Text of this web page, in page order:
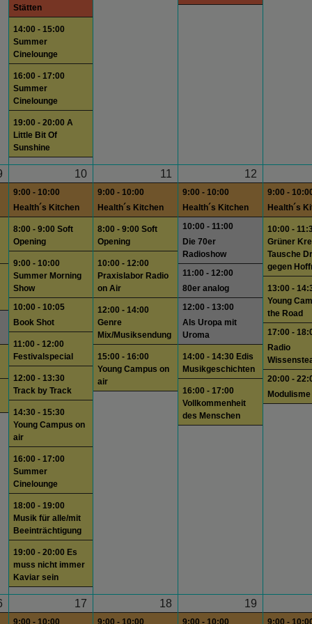
Stätten
14:00 - 15:00
Summer
Cinelounge
16:00 - 17:00
Summer
Cinelounge
19:00 - 20:00 A
Little Bit Of
Sunshine
10
9:00 - 10:00
Health´s Kitchen
8:00 - 9:00 Soft
Opening
9:00 - 10:00
Summer Morning
Show
10:00 - 10:05
Book Shot
11:00 - 12:00
Festivalspecial
12:00 - 13:30
Track by Track
14:30 - 15:30
Young Campus on
air
16:00 - 17:00
Summer
Cinelounge
18:00 - 19:00
Musik für alle/mit
Beeinträchtigung
19:00 - 20:00 Es
muss nicht immer
Kaviar sein
11
9:00 - 10:00
Health´s Kitchen
8:00 - 9:00 Soft
Opening
10:00 - 12:00
Praxislabor Radio
on Air
12:00 - 14:00
Genre
Mix/Musiksendung
15:00 - 16:00
Young Campus on
air
12
9:00 - 10:00
Health´s Kitchen
10:00 - 11:00
Die 70er
Radioshow
11:00 - 12:00
80er analog
12:00 - 13:00
Als Uropa mit
Uroma
14:00 - 14:30 Edis
Musikgeschichten
16:00 - 17:00
Vollkommenheit
des Menschen
9:00 -
Health´s
10:00 -
Grüner
Tausche
gegen
13:00 -
Young
the Road
17:00 -
Radio
20:00 -
Modulisme
17 18 19